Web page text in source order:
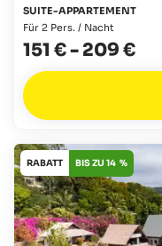
SUITE-APPARTEMENT
Für 2 Pers. / Nacht
151 €- 209 €
RABATT BIS ZU 14 %